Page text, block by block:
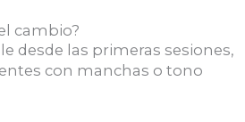
cambio?
desde las primeras sesiones,
con manchas o tono